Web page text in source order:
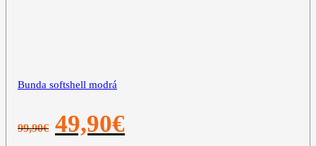
Bunda softshell modrá
99,90€
Pôvodná
cena
49,90€